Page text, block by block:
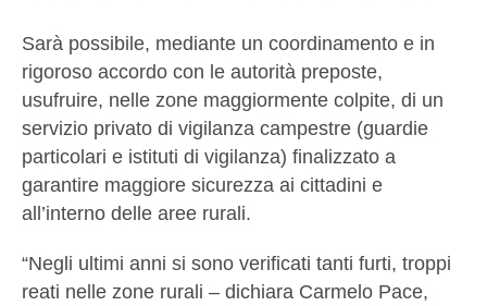
Sarà possibile, mediante un coordinamento e in
rigoroso accordo con le autorità preposte,
usufruire, nelle zone maggiormente colpite, di un
servizio privato di vigilanza campestre (guardie
particolari e istituti di vigilanza) finalizzato a
garantire maggiore sicurezza ai cittadini e
all’interno delle aree rurali.
“Negli ultimi anni si sono verificati tanti furti, troppi
reati nelle zone rurali – dichiara Carmelo Pace,